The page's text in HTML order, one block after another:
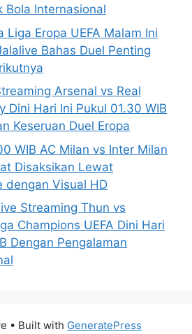
Bola Internasional
Liga Eropa UEFA Malam Ini
Bahas Duel Penting
Arsenal vs Real
Dini Hari Ini Pukul 01.30 WIB
Keseruan Duel Eropa
WIB AC Milan vs Inter Milan
Disaksikan Lewat
dengan Visual HD
Streaming Thun vs
Champions UEFA Dini Hari
Dengan Pengalaman
• Built with GeneratePress